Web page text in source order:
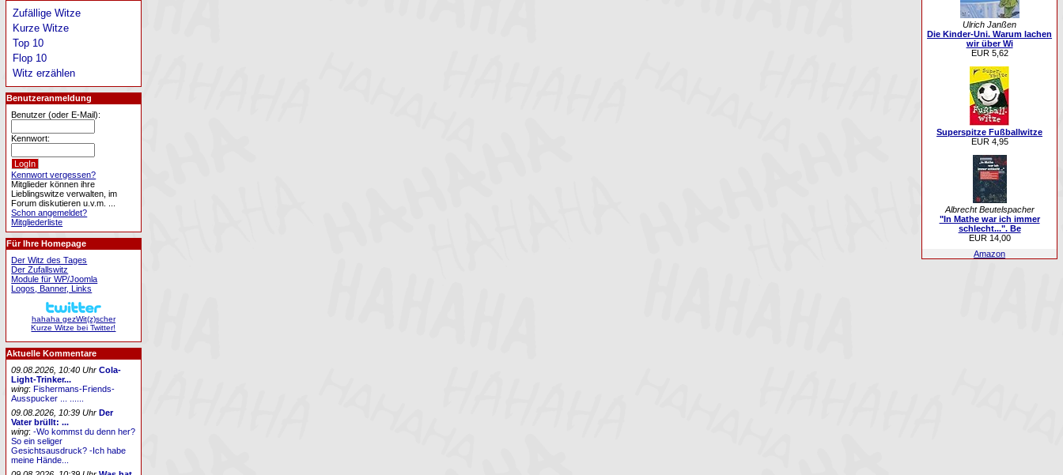
Zufällige Witze
Kurze Witze
Top 10
Flop 10
Witz erzählen
Benutzeranmeldung
Benutzer (oder E-Mail):
Kennwort:
Kennwort vergessen?
Mitglieder können ihre
Lieblingswitze verwalten, im
Forum diskutieren u.v.m. ...
Schon angemeldet?
Mitgliederliste
Für Ihre Homepage
Der Witz des Tages
Der Zufallswitz
Module für WP/Joomla
Logos, Banner, Links
hahaha gezWit(z)scher
Kurze Witze bei Twitter!
Aktuelle Kommentare
09.08.2026, 10:40 Uhr Cola-
Light-Trinker...
wing:Fishermans-Friends-
Ausspucker ... ......
09.08.2026, 10:39 Uhr Der
Vater brüllt: ...
wing:-Wo kommst du denn her?
So ein seliger
Gesichtsausdruck? -Ich habe
meine Hände...
Ulrich Janßen
Die Kinder-Uni. Warum lachen
wir über Wi
EUR 5,62
Superspitze Fußballwitze
EUR 4,95
Albrecht Beutelspacher
"In Mathe war ich immer
schlecht...". Be
EUR 14,00
Amazon